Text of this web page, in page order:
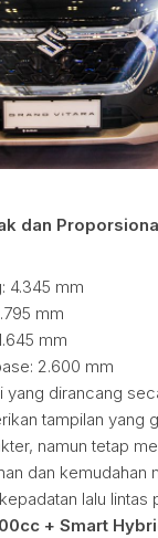
dan
4.345 mm
mm
mm
2.600 mm
yang dirancang
tampilan yang
namun tetap
dan kemudahan
lalu lintas
+ Smart